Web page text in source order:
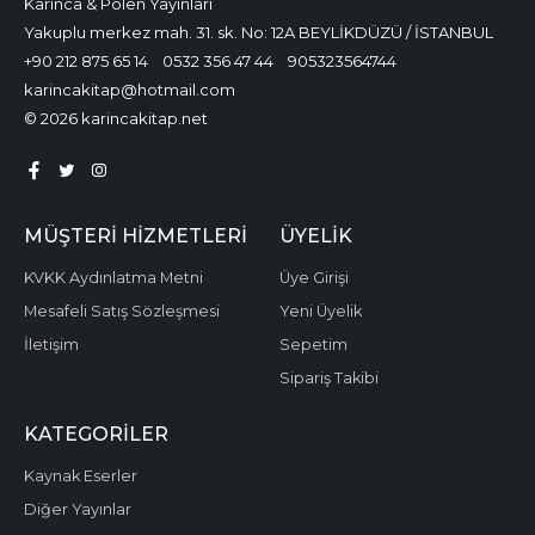
Karınca & Polen Yayınları
Yakuplu merkez mah. 31. sk. No: 12A BEYLİKDÜZÜ / İSTANBUL
+90 212 875 65 14
0532 356 47 44
905323564744
karincakitap@hotmail.com
© 2026 karincakitap.net
MÜŞTERI HIZMETLERI
KVKK Aydınlatma Metni
Mesafeli Satış Sözleşmesi
İletişim
ÜYELIK
Üye Girişi
Yeni Üyelik
Sepetim
Sipariş Takibi
KATEGORILER
Kaynak Eserler
Diğer Yayınlar